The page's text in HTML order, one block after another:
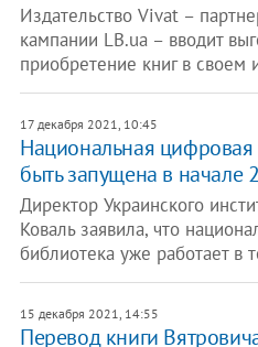
Издательство Vivat –
кампании LB.ua – вводит
приобретение книг в своем
17 декабря 2021, 10:45
Национальная
быть запущена в начале
Директор Украинского
Коваль заявила, что
библиотека уже работает в
15 декабря 2021, 14:55
Перевод книги